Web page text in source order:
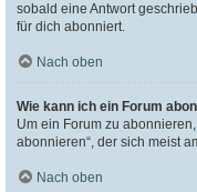
sobald eine Antwort
für dich abonniert.
Nach oben
Wie kann ich ein Forum
Um ein Forum zu
abonnieren“, der sich meist
Nach oben